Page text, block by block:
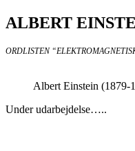
ALBERT
ORDLISTEN
Albert Einstein (1879-
Under udarbejdelse…..